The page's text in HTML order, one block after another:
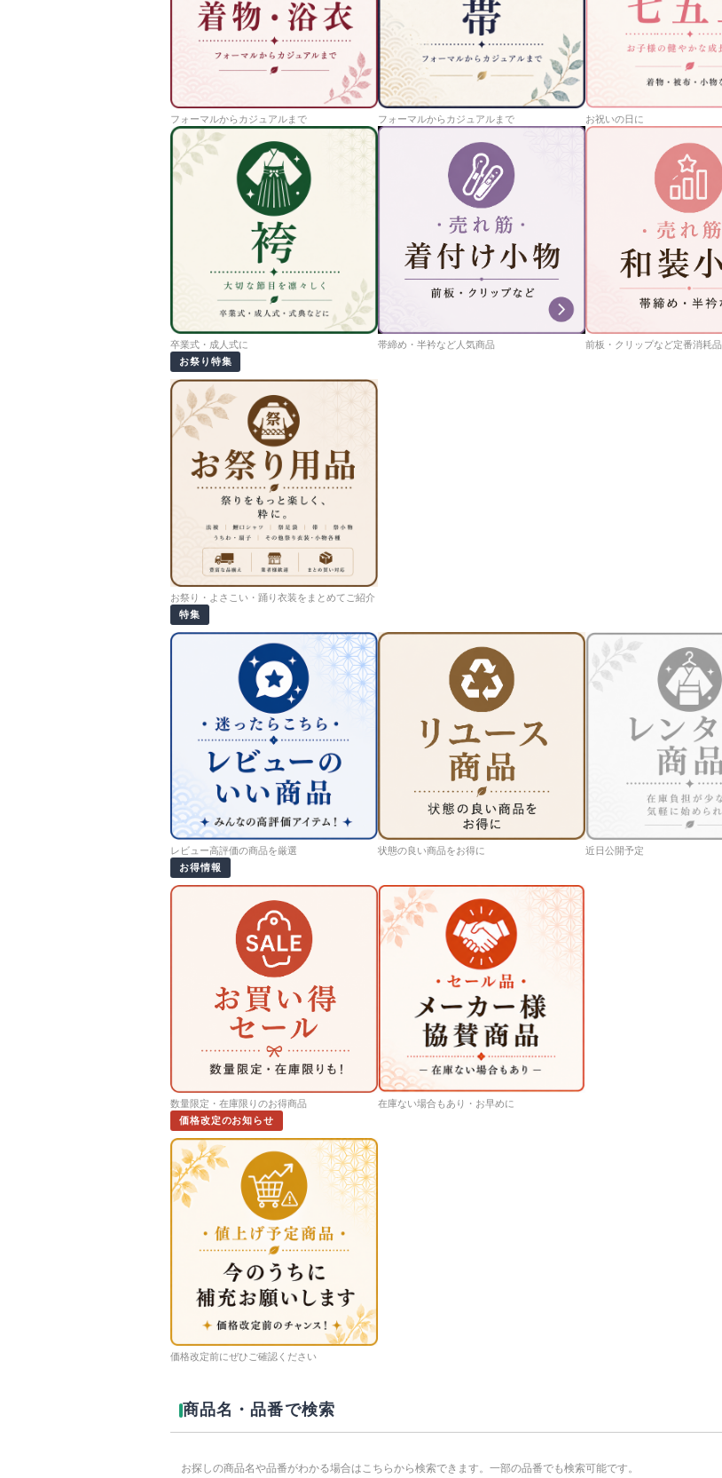
フォーマルからカジュアルまで フォーマルからカジュアルまで お祝いの日に
卒業式・成人式に 帯締め・半衿など人気商品
前板・クリップなど定番消耗品
お祭り特集
お祭り・よさこい・踊り衣装をまとめてご紹介
特集
レビュー高評価の商品を厳選 状態の良い商品をお得に
近日公開予定
お得情報
数量限定・在庫限りのお得商品
在庫ない場合もあり・お早めに
価格改定のお知らせ
価格改定前にぜひご確認ください
商品名・品番で検索
お探しの商品名や品番がわかる場合はこちらから検索できます。一部の品番でも検索可能です。